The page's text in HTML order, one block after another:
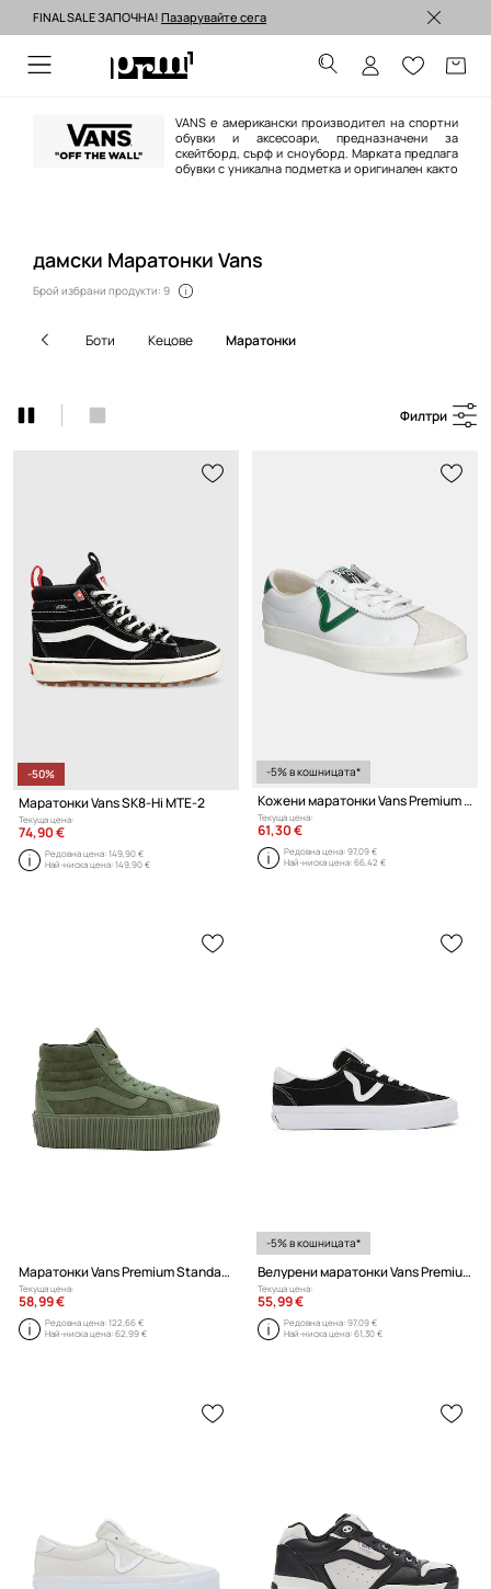
Изпращане до 24 часа >
FINAL SALE ЗАПОЧНА! Пазарувайте сега
VANS е американски производител на спортни
обувки и аксесоари, предназначени за
скейтборд, сърф и сноуборд. Марката предлага
обувки с уникална подметка и оригинален както
дамски Маратонки Vans
Брой избрани продукти: 9
боти кецове маратонки
Филтри
-50%
Маратонки Vans SK8-Hi MTE-2
Текуща цена:
74,90 €
Редовна цена:149,90 €
Най-ниска цена:149,90 €
-5% в кошницата*
Кожени маратонки Vans Premium Classics LX Sport Low 73
Текуща цена:
61,30 €
Редовна цена:97,09 €
Най-ниска цена:66,42 €
Маратонки Vans Premium Standards Sk8-Hi Reissue 38 Platform
Текуща цена:
58,99 €
Редовна цена:122,66 €
Най-ниска цена:62,99 €
-5% в кошницата*
Велурени маратонки Vans Premium Standards Sport 73
Текуща цена:
55,99 €
Редовна цена:97,09 €
Най-ниска цена:61,30 €